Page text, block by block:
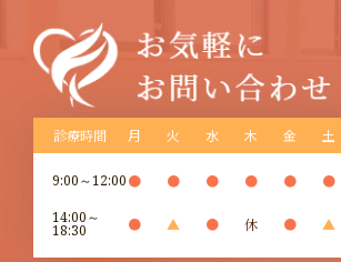
診療時間 月 火 水 木 金 土
9:00～12:00● ● ● ● ● ●
14:00～
18:30 ● ▲ ● 休 ● ▲